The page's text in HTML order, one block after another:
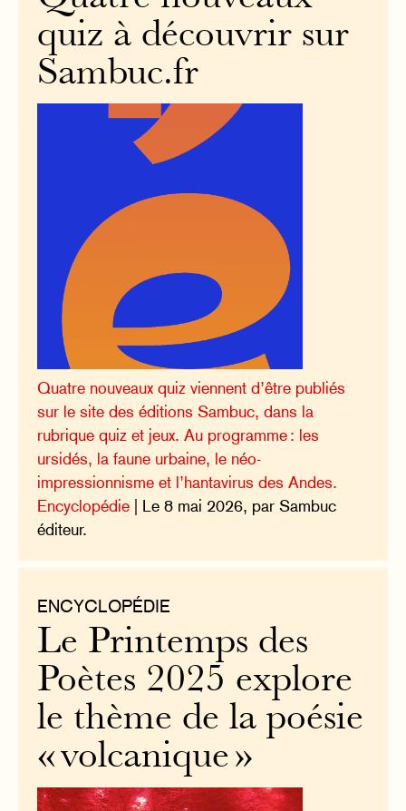
quiz à découvrir sur
Sambuc.fr
Quatre nouveaux quiz viennent d’être publiés
sur le site des éditions Sambuc, dans la
rubrique quiz et jeux. Au programme : les
ursidés, la faune urbaine, le néo-
impressionnisme et l’hantavirus des Andes.
Encyclopédie | Le 8 mai 2026, par Sambuc
éditeur.
ENCYCLOPÉDIE
Le Printemps des
Poètes 2025 explore
le thème de la poésie
« volcanique »